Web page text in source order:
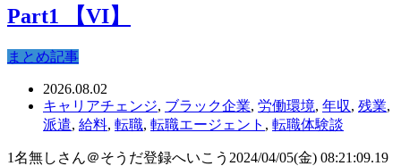
Part1 【VI】
まとめ記事
2026.08.02
キャリアチェンジ, ブラック企業, 労働環境, 年収, 残業,
派遣, 給料, 転職, 転職エージェント , 転職体験談
1名無しさん＠そうだ登録へいこう2024/04/05(金) 08:21:09.19